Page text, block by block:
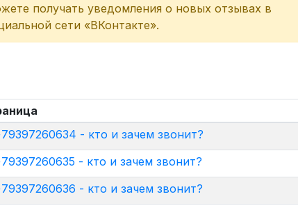
получать уведомления о новых отзывах в
сети «ВКонтакте».
- кто и зачем звонит?
- кто и зачем звонит?
- кто и зачем звонит?